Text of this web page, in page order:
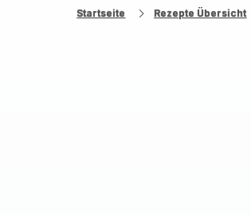
Startseite Rezepte Übersicht